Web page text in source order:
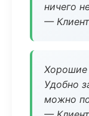
ничего
—
Хорошие
Удобно
можно